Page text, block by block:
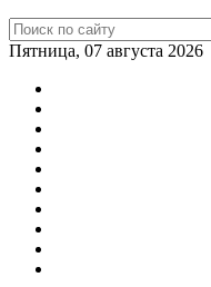
Пятница, 07 августа 2026